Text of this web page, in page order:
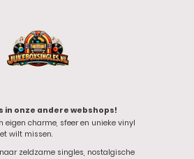
in onze andere webshops!
eigen charme, sfeer en unieke vinyl
wilt missen.
zeldzame singles, nostalgische